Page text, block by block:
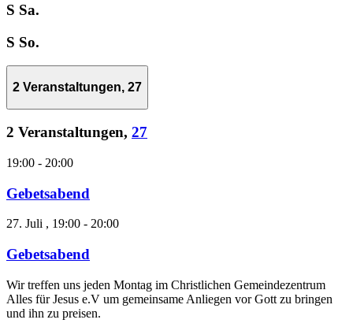
S Sa.
S So.
2 Veranstaltungen, 27
2 Veranstaltungen, 27
19:00 - 20:00
Gebetsabend
27. Juli , 19:00 - 20:00
Gebetsabend
Wir treffen uns jeden Montag im Christlichen Gemeindezentrum
Alles für Jesus e.V um gemeinsame Anliegen vor Gott zu bringen
und ihn zu preisen.